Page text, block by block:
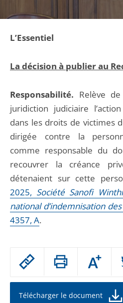
Passer
partage
de
ou
la
de
Télécharger le document
L’Essentiel
La décision à publier au
Responsabilité. Relève
juridiction judiciaire
dans les droits de victimes
dirigée contre la
comme responsable du
recouvrer la créance
détenaient sur cette
2025, Société Sanofi
national d’indemnisation
4357, A.